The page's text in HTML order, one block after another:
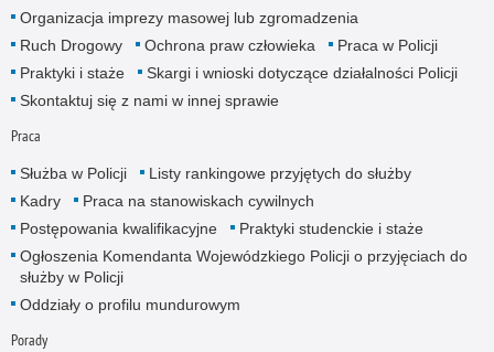
Organizacja imprezy masowej lub zgromadzenia
Ruch Drogowy
Ochrona praw człowieka
Praca w Policji
Praktyki i staże
Skargi i wnioski dotyczące działalności Policji
Skontaktuj się z nami w innej sprawie
Praca
Służba w Policji
Listy rankingowe przyjętych do służby
Kadry
Praca na stanowiskach cywilnych
Postępowania kwalifikacyjne
Praktyki studenckie i staże
Ogłoszenia Komendanta Wojewódzkiego Policji o przyjęciach do
służby w Policji
Oddziały o profilu mundurowym
Porady